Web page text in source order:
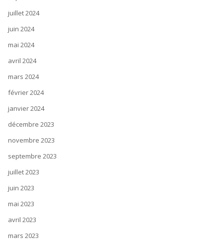
juillet 2024
juin 2024
mai 2024
avril 2024
mars 2024
février 2024
janvier 2024
décembre 2023
novembre 2023
septembre 2023
juillet 2023
juin 2023
mai 2023
avril 2023
mars 2023